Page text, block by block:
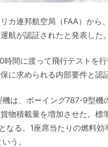
カ連邦航空局（FAA）から
航が認証されたと発表した。
間に渡って飛行テストを
に求められる内部要件と認
は、ボーイング787-9型
物積載量を増加させた。
なる。1座席当たりの燃料
う。